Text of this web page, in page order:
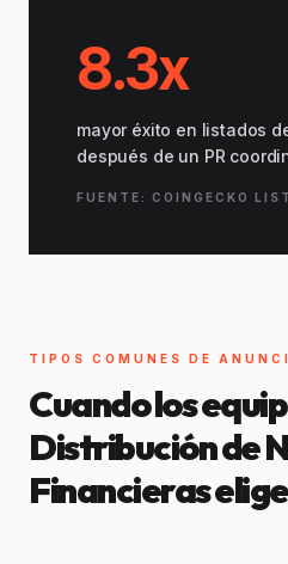
8.3x
mayor éxito en listados
después de un PR
FUENTE: COINGECKO
TIPOS COMUNES DE
Cuando los
Distribución de
Financieras